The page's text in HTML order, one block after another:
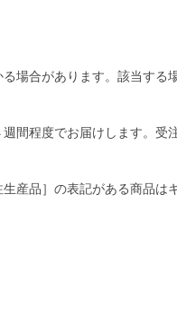
場合があります。該当する
間程度でお届けします。受
産品］の表記がある商品は